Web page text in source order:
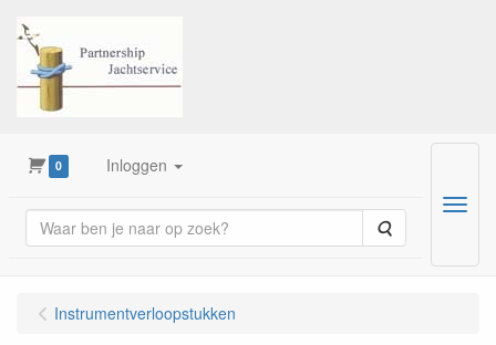
0 Inloggen
Zoeken
Menu
Instrumentverloopstukken